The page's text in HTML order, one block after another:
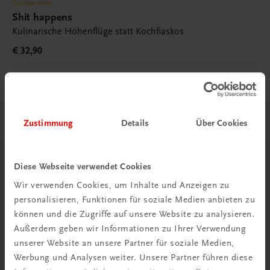
Zustimmung Details Über Cookies
Diese Webseite verwendet Cookies
Wir verwenden Cookies, um Inhalte und Anzeigen zu
personalisieren, Funktionen für soziale Medien anbieten zu
können und die Zugriffe auf unsere Website zu analysieren.
Außerdem geben wir Informationen zu Ihrer Verwendung
unserer Website an unsere Partner für soziale Medien,
Werbung und Analysen weiter. Unsere Partner führen diese
Gastronomie
Shit happens
Kulinarische Höhenflüge statt Kochfiaskos
€ 32,90